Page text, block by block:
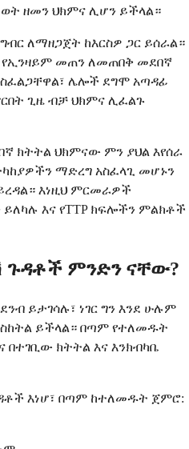
ዘመን ህክምና ሊሆን ይችላል።
ለማዘጋጀት ከእርስዎ ጋር ይሰራል።
የኢንዛይም መጠን ለመጠበቅ መደበኛ
ሌሎች ደግሞ አጣዳፊ
ጊዜ ብቻ ህክምና ሊፈልጉ
ክትትል ህክምናው ምን ያህል እየሰራ
ማድረግ አስፈላጊ መሆኑን
እነዚህ ምርመራዎች
ይለካሉ እና የTTP ክፍሎችን ምልክቶች
ጉዳቶች ምንድን ናቸው?
ይታገሳሉ፣ ነገር ግን እንደ ሁሉም
ይችላል። በጣም የተለመዱት
በተገቢው ክትትል እና እንክብካቤ
እነሆ፣ በጣም ከተለመዱት ጀምሮ: